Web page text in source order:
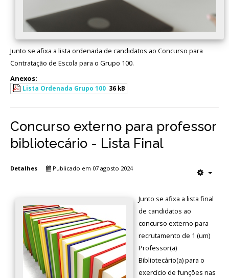
Junto se afixa a lista ordenada de candidatos ao Concurso para
Contratação de Escola para o Grupo 100.
Anexos:
Lista Ordenada Grupo 100 36 kB
Concurso externo para professor
bibliotecário - Lista Final
Detalhes Publicado em 07 agosto 2024
Junto se afixa a lista final
de candidatos ao
concurso externo para
recrutamento de 1 (um)
Professor(a)
Bibliotecário(a) para o
exercício de funções nas